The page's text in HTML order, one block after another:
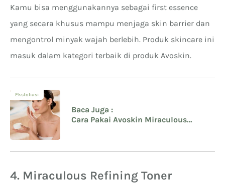
Kamu bisa menggunakannya sebagai first essence
yang secara khusus mampu menjaga skin barrier dan
mengontrol minyak wajah berlebih. Produk skincare ini
masuk dalam kategori terbaik di produk Avoskin.
Eksfoliasi
Baca Juga :
Cara Pakai Avoskin Miraculous
4. Miraculous Refining Toner